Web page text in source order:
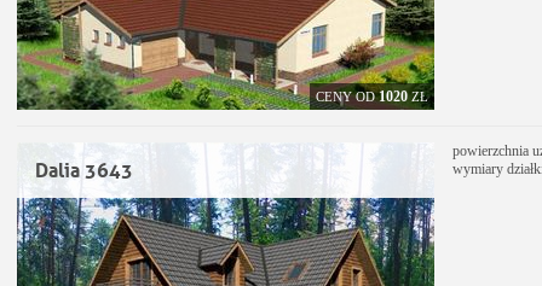
CENY OD1020ZŁ
Dalia 3643
powierzchnia
wymiary